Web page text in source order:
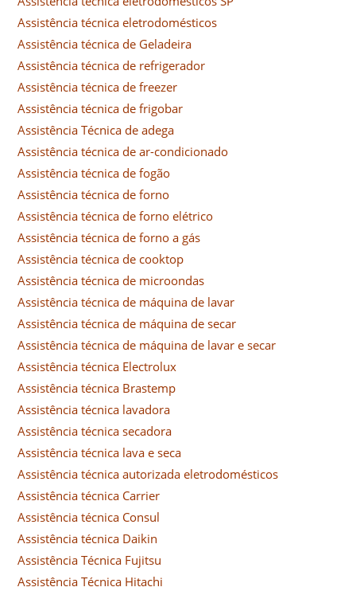
Assistência técnica eletrodomésticos
Assistência técnica de Geladeira
Assistência técnica de refrigerador
Assistência técnica de freezer
Assistência técnica de frigobar
Assistência Técnica de adega
Assistência técnica de ar-condicionado
Assistência técnica de fogão
Assistência técnica de forno
Assistência técnica de forno elétrico
Assistência técnica de forno a gás
Assistência técnica de cooktop
Assistência técnica de microondas
Assistência técnica de máquina de lavar
Assistência técnica de máquina de secar
Assistência técnica de máquina de lavar e secar
Assistência técnica Electrolux
Assistência técnica Brastemp
Assistência técnica lavadora
Assistência técnica secadora
Assistência técnica lava e seca
Assistência técnica autorizada eletrodomésticos
Assistência técnica Carrier
Assistência técnica Consul
Assistência técnica Daikin
Assistência Técnica Fujitsu
Assistência Técnica Hitachi